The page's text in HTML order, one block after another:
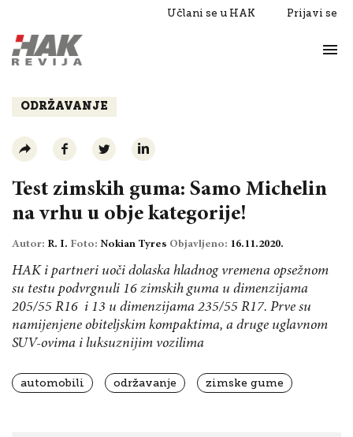
Učlani se u HAK Prijavi se
Razgovori
ODRŽAVANJE
Test zimskih guma: Samo Michelin
na vrhu u obje kategorije!
Autor: R. I. Foto: Nokian Tyres Objavljeno: 16.11.2020.
HAK i partneri uoči dolaska hladnog vremena opsežnom
su testu podvrgnuli 16 zimskih guma u dimenzijama
205/55 R16 i 13 u dimenzijama 235/55 R17. Prve su
namijenjene obiteljskim kompaktima, a druge uglavnom
SUV-ovima i luksuznijim vozilima
automobili održavanje zimske gume